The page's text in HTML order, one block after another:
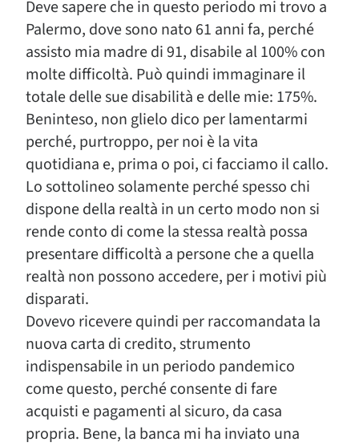
Deve sapere che in questo periodo mi trovo a
Palermo, dove sono nato 61 anni fa, perché
assisto mia madre di 91, disabile al 100% con
molte difficoltà. Può quindi immaginare il
totale delle sue disabilità e delle mie: 175%.
Beninteso, non glielo dico per lamentarmi
perché, purtroppo, per noi è la vita
quotidiana e, prima o poi, ci facciamo il callo.
Lo sottolineo solamente perché spesso chi
dispone della realtà in un certo modo non si
rende conto di come la stessa realtà possa
presentare difficoltà a persone che a quella
realtà non possono accedere, per i motivi più
disparati.
Dovevo ricevere quindi per raccomandata la
nuova carta di credito, strumento
indispensabile in un periodo pandemico
come questo, perché consente di fare
acquisti e pagamenti al sicuro, da casa
propria. Bene, la banca mi ha inviato una